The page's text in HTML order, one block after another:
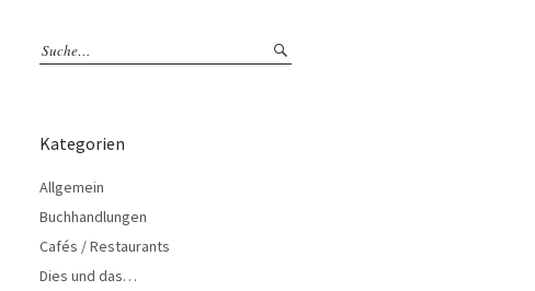
Kategorien
Allgemein
Buchhandlungen
Cafés / Restaurants
Dies und das…